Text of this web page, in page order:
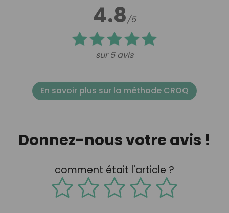
4.8/5
sur 5 avis
En savoir plus sur la méthode CROQ
Donnez-nous votre avis !
comment était l'article ?